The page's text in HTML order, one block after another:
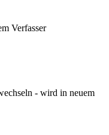
Verfasser
- wird in neuem